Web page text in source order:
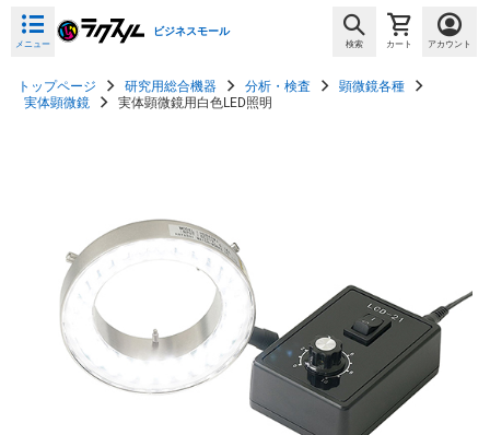
メニュー
ビジネスモール
検索 カート アカウント
トップページ 研究用総合機器 分析・検査
顕微鏡各種
実体顕微鏡
実体顕微鏡用白色LED照明